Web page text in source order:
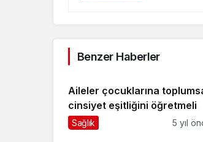
Benzer Haberler
Aileler çocuklarına
cinsiyet eşitliğini öğretmeli
Sağlık 5 yıl